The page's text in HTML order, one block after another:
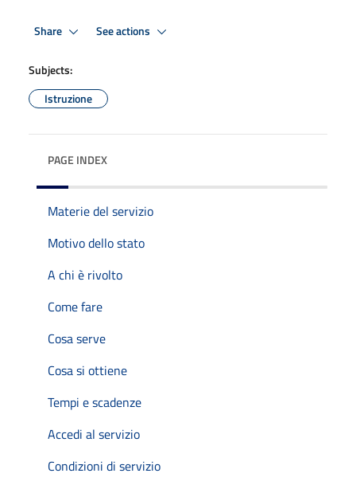
Share See actions
Subjects:
Istruzione
PAGE INDEX
Materie del servizio
Motivo dello stato
A chi è rivolto
Come fare
Cosa serve
Cosa si ottiene
Tempi e scadenze
Accedi al servizio
Condizioni di servizio